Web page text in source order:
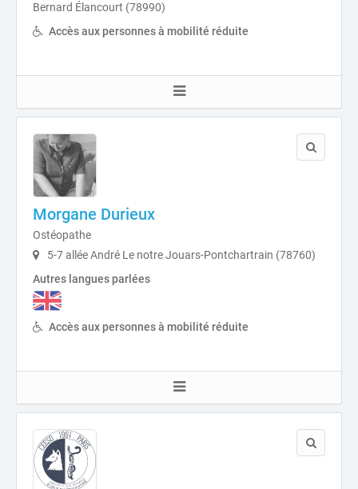
Bernard Élancourt (78990)
Accès aux personnes à mobilité réduite
Morgane Durieux
Ostéopathe
5-7 allée André Le notre Jouars-Pontchartrain (78760)
Autres langues parlées
Accès aux personnes à mobilité réduite